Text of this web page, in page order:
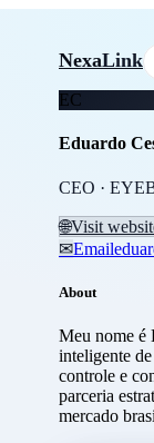
NexaLink
EC
Eduardo
CEO ·
🌐Visit
✉Email
About
Meu nome é
inteligente
controle e
parceria
mercado